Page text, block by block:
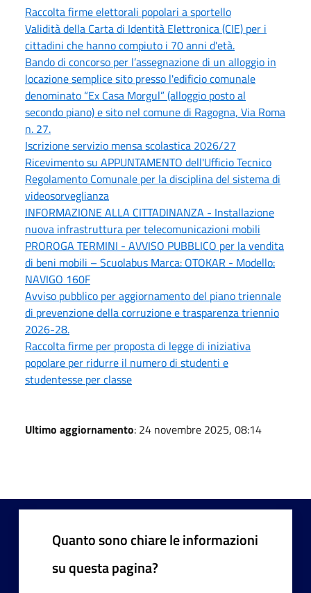
Raccolta firme elettorali popolari a sportello
Validità della Carta di Identità Elettronica (CIE) per i
cittadini che hanno compiuto i 70 anni d'età.
Bando di concorso per l’assegnazione di un alloggio in
locazione semplice sito presso l'edificio comunale
denominato “Ex Casa Morgul” (alloggio posto al
secondo piano) e sito nel comune di Ragogna, Via Roma
n. 27.
Iscrizione servizio mensa scolastica 2026/27
Ricevimento su APPUNTAMENTO dell'Ufficio Tecnico
Regolamento Comunale per la disciplina del sistema di
videosorveglianza
INFORMAZIONE ALLA CITTADINANZA - Installazione
nuova infrastruttura per telecomunicazioni mobili
PROROGA TERMINI - AVVISO PUBBLICO per la vendita
di beni mobili – Scuolabus Marca: OTOKAR - Modello:
NAVIGO 160F
Avviso pubblico per aggiornamento del piano triennale
di prevenzione della corruzione e trasparenza triennio
2026-28.
Raccolta firme per proposta di legge di iniziativa
popolare per ridurre il numero di studenti e
studentesse per classe
Ultimo aggiornamento: 24 novembre 2025, 08:14
Quanto sono chiare le informazioni
su questa pagina?